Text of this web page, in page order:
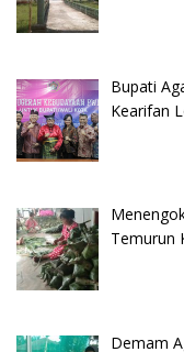
Bupati
Kearifan
Temurun
Demam